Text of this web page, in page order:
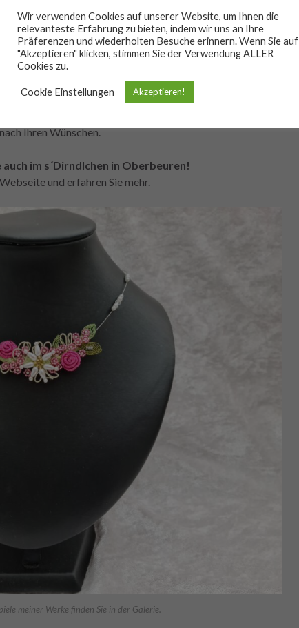
modischer Trachtliegt voll im Trend und läßt keine
nicht nurKropfbänder undHaarnadeln, sondern
,BroschenundArmbänder.
. Auf sauberes Arbeiten lege ich bei
sich auch bei
Ihren Wünschen.
im s´Dirndlchen in Oberbeuren!
und erfahren Sie mehr.
meiner Werke finden Sie in der Galerie.
Wir verwenden Cookies auf unserer Website, um Ihnen die
relevanteste Erfahrung zu bieten, indem wir uns an Ihre
Präferenzen und wiederholten Besuche erinnern. Wenn Sie auf
"Akzeptieren" klicken, stimmen Sie der Verwendung ALLER
Cookies zu.
Cookie Einstellungen Akzeptieren!